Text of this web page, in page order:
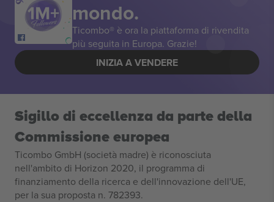
mondo.
Ticombo® è ora la piattaforma di rivendita
più seguita in Europa. Grazie!
INIZIA A VENDERE
Sigillo di eccellenza da parte della
Commissione europea
Ticombo GmbH (società madre) è riconosciuta
nell'ambito di Horizon 2020, il programma di
finanziamento della ricerca e dell'innovazione dell'UE,
per la sua proposta n. 782393.